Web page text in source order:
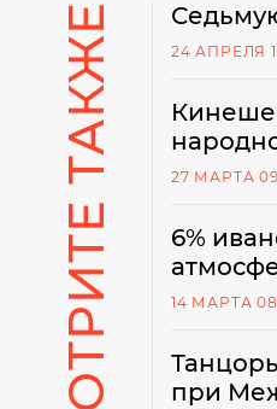
СМОТРИТЕ ТАКЖЕ 24 АПРЕЛЯ
27 МАРТА
6%
14 МАРТА
при